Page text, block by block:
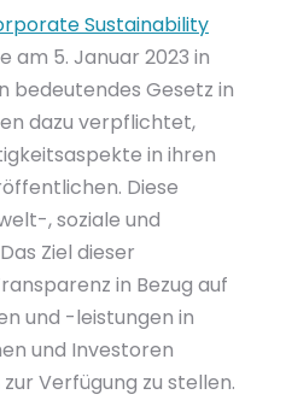
Sustainability
am 5. Januar 2023 in
bedeutendes Gesetz in
dazu verpflichtet,
in ihren
Diese
, soziale und
Ziel dieser
in Bezug auf
und -leistungen in
und Investoren
Verfügung zu stellen.